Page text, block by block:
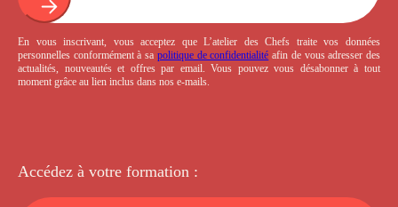
En vous inscrivant, vous acceptez que L’atelier des Chefs traite vos données
personnelles conformément à sa politique de confidentialité afin de vous adresser des
actualités, nouveautés et offres par email. Vous pouvez vous désabonner à tout
moment grâce au lien inclus dans nos e-mails.
Accédez à votre formation :